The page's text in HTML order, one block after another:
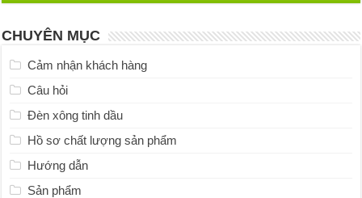
CHUYÊN MỤC
Cảm nhận khách hàng
Câu hỏi
Đèn xông tinh dầu
Hồ sơ chất lượng sản phẩm
Hướng dẫn
Sản phẩm